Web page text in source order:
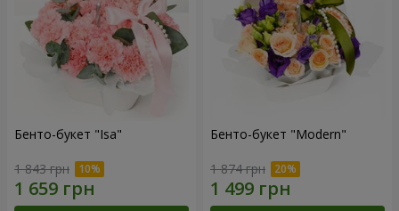
Бенто-букет "Isa"
1 843 грн
Бенто-букет "Modern"
1 874 грн